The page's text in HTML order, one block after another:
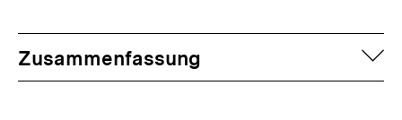
Zusammenfassung